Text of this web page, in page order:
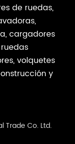
de ruedas,
cargadores
volquetes
y
Trade Co. Ltd.